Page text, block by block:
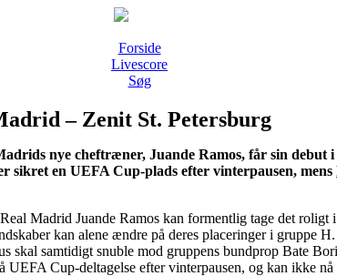
Forside
Livescore
Søg
– Zenit St. Petersburg
nye cheftræner, Juande Ramos, får sin debut
sikret en UEFA Cup-plads efter vinterpausen, mens
Madrid Juande Ramos kan formentlig tage det roligt
kan alene ændre på deres placeringer i gruppe
skal samtidigt snuble mod gruppens bundprop Bate
UEFA Cup-deltagelse efter vinterpausen, og kan ikke